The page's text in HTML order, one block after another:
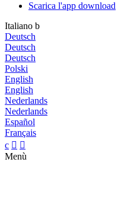
Scarica l'app download
Italiano b
Deutsch
Deutsch
Deutsch
Polski
English
English
Nederlands
Nederlands
Español
Français
c  
Menù